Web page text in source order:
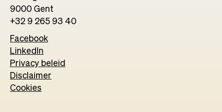
9000 Gent
+32 9 265 93 40
Facebook
a
new
LinkedIn
in
a
Privacy beleid
Disclaimer
Cookies